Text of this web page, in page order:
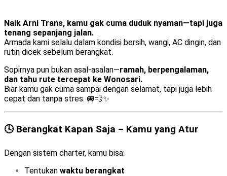
Naik Arni Trans, kamu gak cuma duduk nyaman—tapi juga
tenang sepanjang jalan.
Armada kami selalu dalam kondisi bersih, wangi, AC dingin, dan
rutin dicek sebelum berangkat.
Sopirnya pun bukan asal-asalan—ramah, berpengalaman,
dan tahu rute tercepat ke Wonosari.
Biar kamu gak cuma sampai dengan selamat, tapi juga lebih
cepat dan tanpa stres. 🚐💨✨
🕓 Berangkat Kapan Saja – Kamu yang Atur
Dengan sistem charter, kamu bisa:
Tentukan waktu berangkat